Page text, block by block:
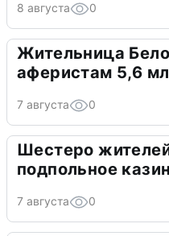
8 августа 0
Жительница
аферистам 5,6
7 августа 0
Шестеро
подпольное
7 августа 0